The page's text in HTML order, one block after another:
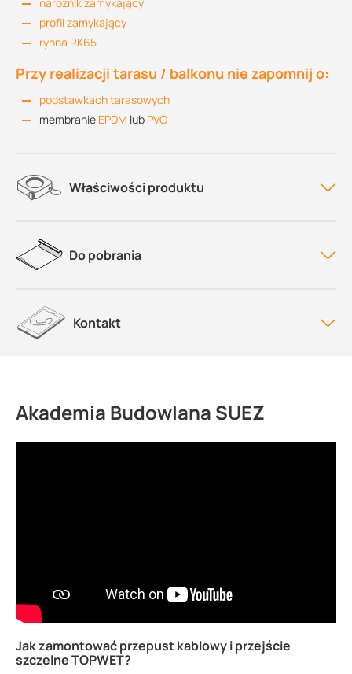
profil zamykający
rynna RK65
Przy realizacji tarasu / balkonu nie zapomnij o:
podstawkach tarasowych
membranie EPDM lub PVC
Właściwości produktu
Do pobrania
Kontakt
Akademia Budowlana SUEZ
Jak zamontować przepust kablowy i przejście
szczelne TOPWET?